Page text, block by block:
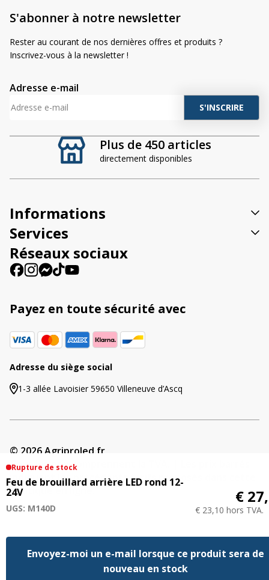
Rupture de stock
Feu de brouillard arrière LED rond 12-
24V
UGS: M140D
€
€ 23,10 hors TVA.
Envoyez-moi un e-mail lorsque ce produit sera de
nouveau en stock
Plus de 450 articles
directement disponibles
S'abonner à notre newsletter
Rester au courant de nos dernières offres et produits ?
Inscrivez-vous à la newsletter !
Adresse e-mail
A
t
i
e
:
Informations
Services
Réseaux sociaux
Payez en toute sécurité avec
Adresse du siège social
1-3 allée Lavoisier 59650 Villeneuve d’Ascq
© 2026 Agriproled.fr
Tous les prix comprennent la TVA. | Les prix barrés
indiquent les précédents tarifs proposés dans cette
boutique en ligne.